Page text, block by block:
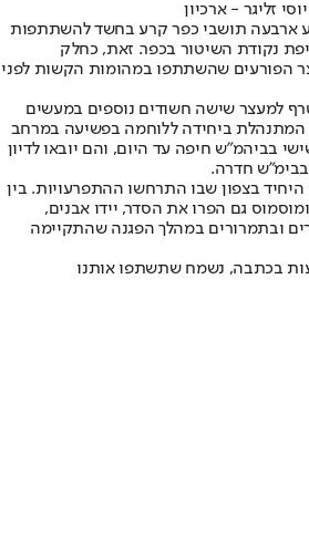
זליגר - ארכיון
ארבעה תושבי כפר קרע בחשד להשתתפות
נקודת השיטור בכפר. זאת, כחלק
הפורעים שהשתתפו במהומות הקשות לפני
למעצר שישה חשודים נוספים במעשים
המתנהלת ביחידה ללוחמה בפשיעה במרחב
בביהמ"ש חיפה עד היום, והם יובאו לדיון
חדרה.
היחיד בצפון שבו התרחשו ההתפרעויות. בין
גם הפרו את הסדר, יידו אבנים,
ובתמרורים במהלך הפגנה שהתקיימה
בכתבה, נשמח שתשתפו אותנו